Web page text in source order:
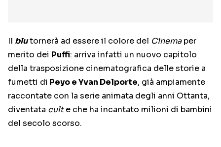
Il blutornerà ad essere il colore del Cinemaper
merito dei Puffi: arriva infatti un nuovo capitolo
della trasposizione cinematografica delle storie a
fumetti di Peyo e Yvan Delporte, già ampiamente
raccontate con la serie animata degli anni Ottanta,
diventata culte che ha incantato milioni di bambini
del secolo scorso.